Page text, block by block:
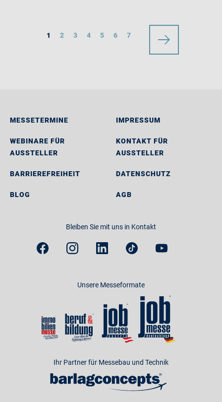
1 2 3 4 5 6 7
MESSETERMINE
WEBINARE FÜR
AUSSTELLER
BARRIEREFREIHEIT
BLOG
IMPRESSUM
KONTAKT FÜR
AUSSTELLER
DATENSCHUTZ
AGB
Bleiben Sie mit uns in Kontakt
Unsere Messeformate
Ihr Partner für Messebau und Technik